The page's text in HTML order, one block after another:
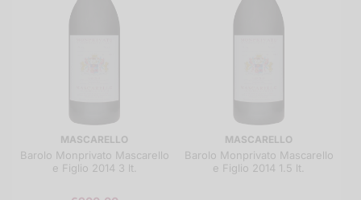
MASCARELLO
Barolo Monprivato Mascarello
e Figlio 2014 3 lt.
MASCARELLO
Barolo Monprivato Mascarello
e Figlio 2014 1.5 lt.